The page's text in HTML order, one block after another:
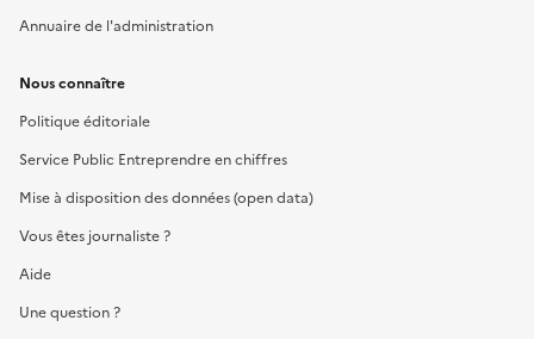
Annuaire de l'administration
Nous connaître
Politique éditoriale
Service Public Entreprendre en chiffres
Mise à disposition des données (open data)
Vous êtes journaliste ?
Aide
Une question ?